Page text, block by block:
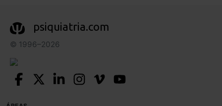
psiquiatria.com
© 1996–2026